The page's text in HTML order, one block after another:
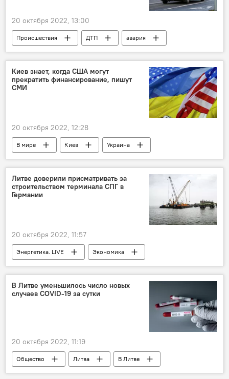
20 октября 2022, 13:00
Происшествия ДТП
авария
полиция Литвы
Литва
Паневежский район
Киев знает, когда США могут
прекратить финансирование, пишут
СМИ
20 октября 2022, 12:28
В мире Киев
Украина
США
выборы финансирование
Литве доверили присматривать за
строительством терминала СПГ в
Германии
20 октября 2022, 11:57
Энергетика. LIVE
Экономика
Литва
ФРГ Германия
СПГ
поставки СПГ
терминал СПГ
СПГ-терминал
газ
В Литве уменьшилось число новых
случаев COVID-19 за сутки
20 октября 2022, 11:19
Общество Литва
В Литве
Пандемия коронавируса в Литве и других странах